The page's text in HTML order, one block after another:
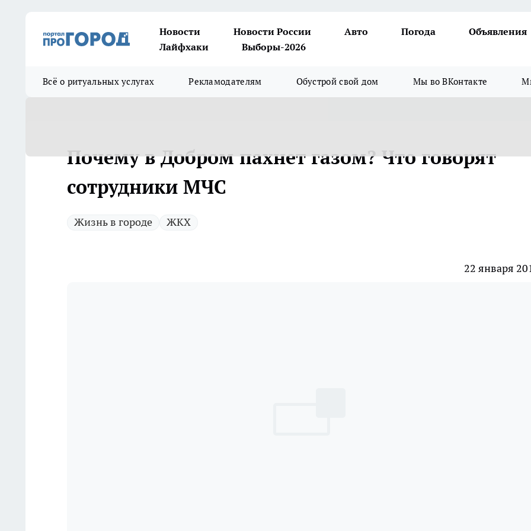
Новости Новости России Авто Погода
Объявления
Лайфхаки
Выборы-2026
Всё о ритуальных услугах Рекламодателям Обустрой свой дом Мы во ВКонтакте
Почему в Добром пахнет газом? Что говорят
сотрудники МЧС
Жизнь в городе ЖКХ
22 января